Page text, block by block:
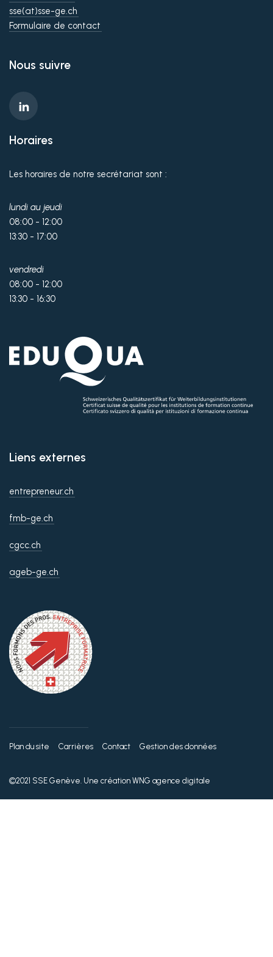
sse(at)sse-ge.ch
Formulaire de contact
Nous suivre
Horaires
Les horaires de notre secrétariat sont :
lundi au jeudi
08:00 - 12:00
13:30 - 17:00
vendredi
08:00 - 12:00
13:30 - 16:30
Liens externes
entrepreneur.ch
fmb-ge.ch
cgcc.ch
ageb-ge.ch
Plan du site Carrières Contact Gestion des données
©2021 SSE Genève. Une création WNG agence digitale